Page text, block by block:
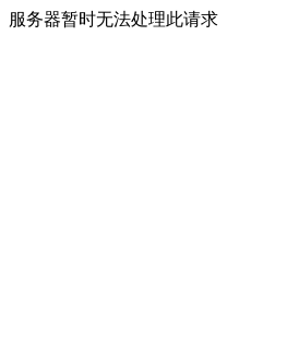
服务器暂时无法处理此请求